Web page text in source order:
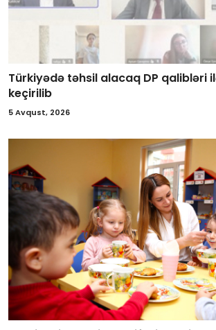
Türkiyədə təhsil alacaq DP qalibləri
keçirilib
5 Avqust, 2026